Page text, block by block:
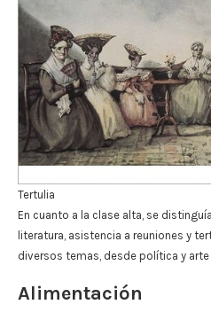
Tertulia
En cuanto a la clase alta, se
literatura, asistencia a reuniones y
diversos temas, desde política y
Alimentación